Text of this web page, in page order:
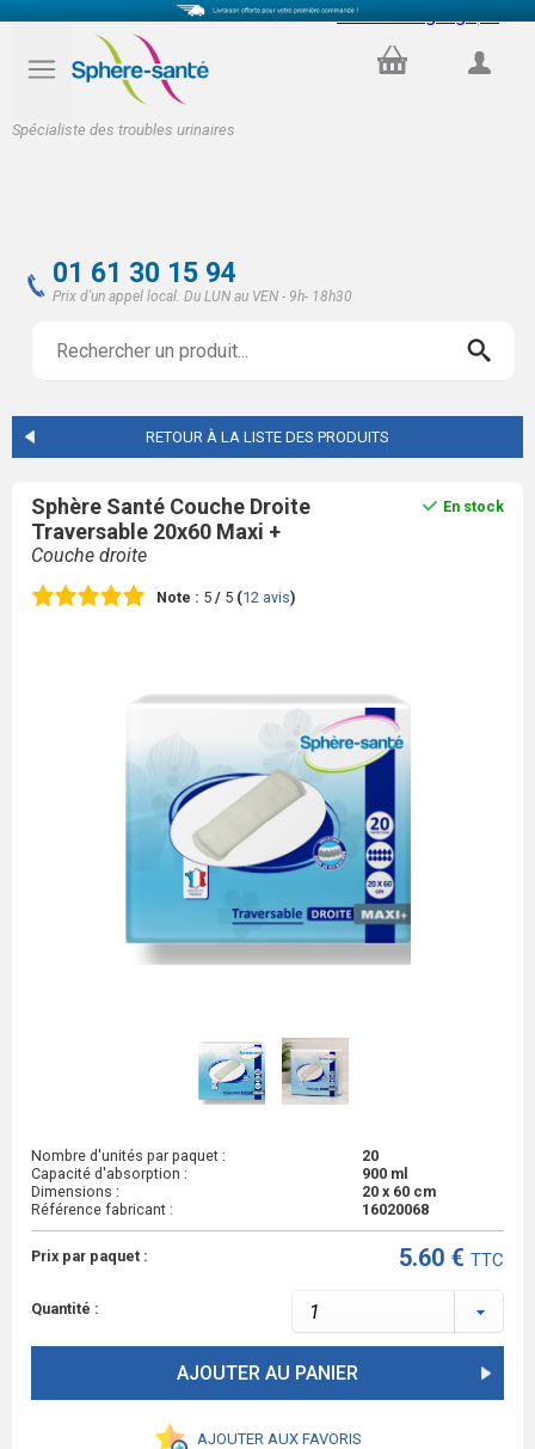
Spécialiste des troubles urinaires
Select Language
PANIER
01 61 30 15 94
Prix d'un appel local. Du LUN au VEN - 9h- 18h30
RETOUR À LA LISTE DES PRODUITS
En stock
Sphère Santé Couche Droite
Traversable 20x60 Maxi +
Couche droite
Note : 5 / 5 (12 avis)
Nombre d'unités par paquet :
20
Capacité d'absorption :
900 ml
Dimensions :
20 x 60 cm
Référence fabricant :
16020068
Prix par paquet : 5.60 € TTC
Quantité :
AJOUTER AU PANIER
AJOUTER AUX FAVORIS